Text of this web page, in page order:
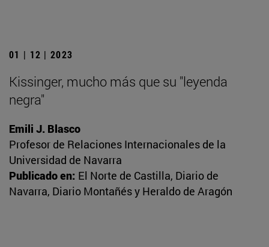
01 | 12 | 2023
Kissinger, mucho más que su "leyenda
negra"
Emili J. Blasco
Profesor de Relaciones Internacionales de la
Universidad de Navarra
Publicado en: El Norte de Castilla, Diario de
Navarra, Diario Montañés y Heraldo de Aragón